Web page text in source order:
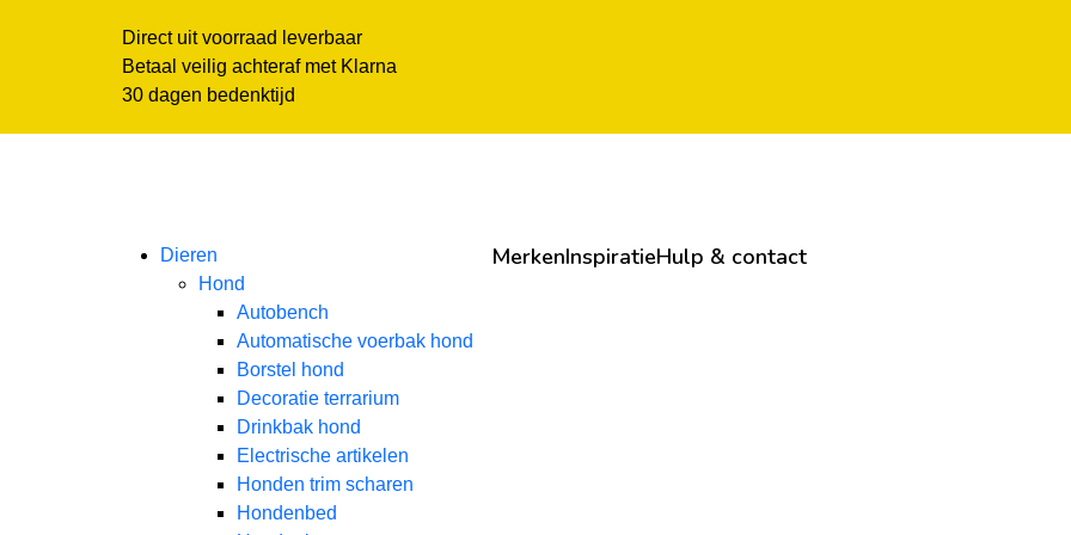
Direct uit voorraad leverbaar
Betaal veilig achteraf met Klarna
30 dagen bedenktijd
Dieren
Hond
Autobench
Automatische voerbak hond
Borstel hond
Decoratie terrarium
Drinkbak hond
Electrische artikelen
Honden trim scharen
Hondenbed
MerkenInspiratieHulp & contact